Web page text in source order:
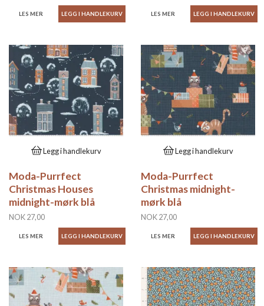
LES MER LES MER
Legg i handlekurv
Moda-Purrfect
Christmas Houses
midnight-mørk blå
NOK 27,00
LES MER
Legg i handlekurv
Moda-Purrfect
Christmas midnight-
mørk blå
NOK 27,00
LES MER